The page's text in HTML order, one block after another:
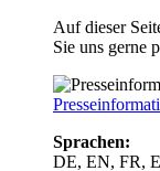
Auf dieser
Sie uns gerne
Sprachen:
DE, EN, FR,